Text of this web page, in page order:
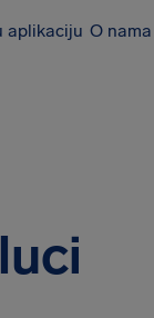
aplikaciju O nama